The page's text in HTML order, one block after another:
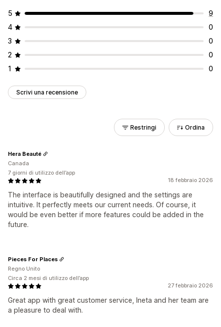
5
9
4
0
3
0
2
0
1
0
Scrivi una recensione
Restringi Ordina
18 febbraio 2026
The interface is beautifully designed and the settings are
intuitive. It perfectly meets our current needs. Of course, it
would be even better if more features could be added in the
future.
Hera Beauté
Canada
7 giorni di utilizzo dell’app
27 febbraio 2026
Great app with great customer service, Ineta and her team are
a pleasure to deal with.
Pieces For Places
Regno Unito
Circa 2 mesi di utilizzo dell’app